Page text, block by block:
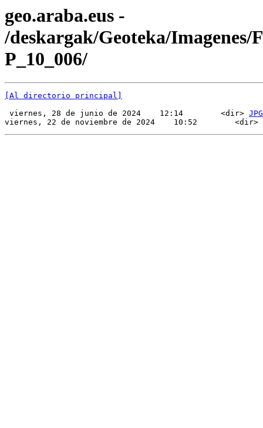
geo.araba.eus -
/deskargak/Geoteka/Imagenes/
P_10_006/
[Al directorio principal]
viernes, 28 de junio de 2024    12:14        <dir> JPG
viernes, 22 de noviembre de 2024    10:52        <dir>